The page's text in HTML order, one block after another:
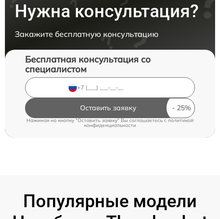
Нужна консультация?
Закажите бесплатную консультацию
Бесплатная консультация со
специалистом
Оставить заявку
Нажимая на кнопку "Оставить заявку" Вы соглашаетесь cполитикой
конфиденциальности
Популярные модели